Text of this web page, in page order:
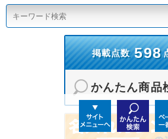
掲載点数 598
かんたん商品